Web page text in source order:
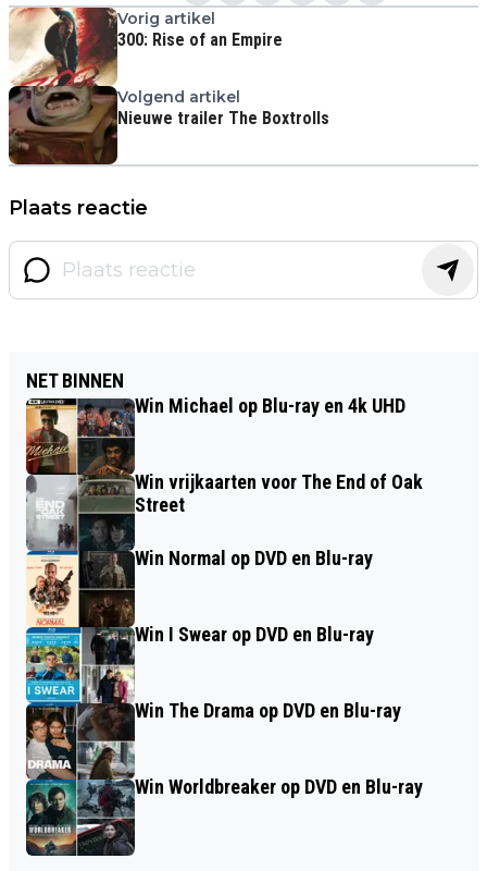
Vorig artikel
300: Rise of an Empire
Volgend artikel
Nieuwe trailer The Boxtrolls
Plaats reactie
NET BINNEN
Win Michael op Blu-ray en 4k UHD
Win vrijkaarten voor The End of Oak
Street
Win Normal op DVD en Blu-ray
Win I Swear op DVD en Blu-ray
Win The Drama op DVD en Blu-ray
Win Worldbreaker op DVD en Blu-ray